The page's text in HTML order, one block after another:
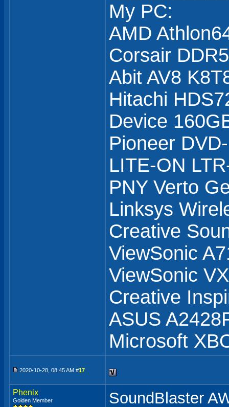
My PC:
AMD
Corsair
Abit AV8
Hitachi
Device
Pioneer
LITE-ON
PNY Verto
Linksys
Creative
ViewSonic
ViewSonic
Creative
ASUS
Microsoft
2020-10-28, 08:45 AM #17
Phenix
Golden Member
SoundBlaster